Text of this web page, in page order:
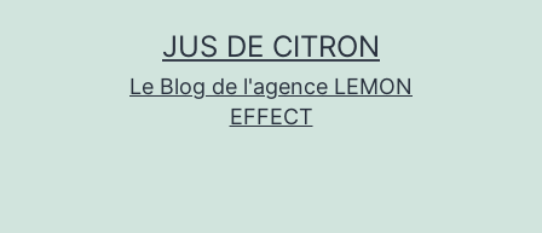
JUS DE CITRON
Le Blog de l'agence LEMON
EFFECT